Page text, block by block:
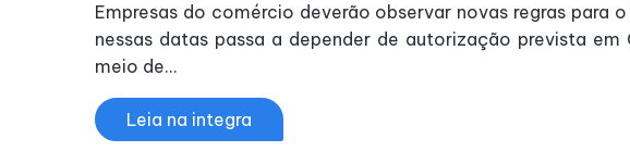
Empresas do comércio deverão observar novas regras para
nessas datas passa a depender de autorização prevista
meio de...
Leia na integra